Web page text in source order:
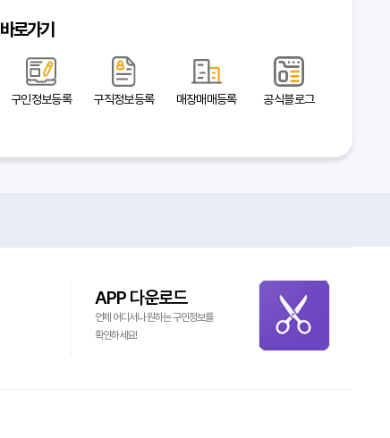
바로가기
구인정보등록 구직정보등록 매장매매등록 공식블로그
APP 다운로드
언제 어디서나 원하는 구인정보를
확인하세요!